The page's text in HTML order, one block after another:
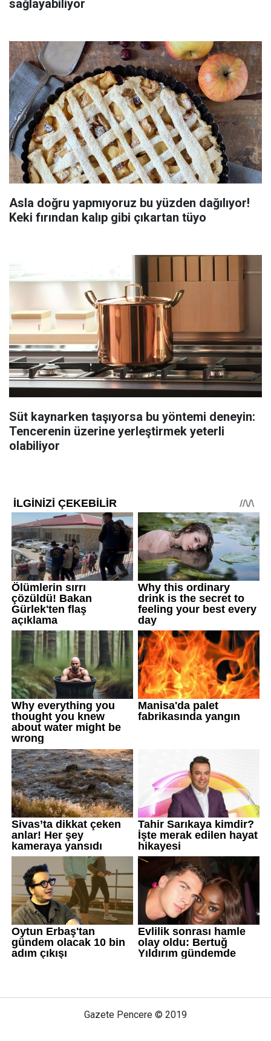
sağlayabiliyor
Asla doğru yapmıyoruz bu yüzden dağılıyor!
Keki fırından kalıp gibi çıkartan tüyo
Süt kaynarken taşıyorsa bu yöntemi deneyin:
Tencerenin üzerine yerleştirmek yeterli
olabiliyor
Gazete Pencere © 2019